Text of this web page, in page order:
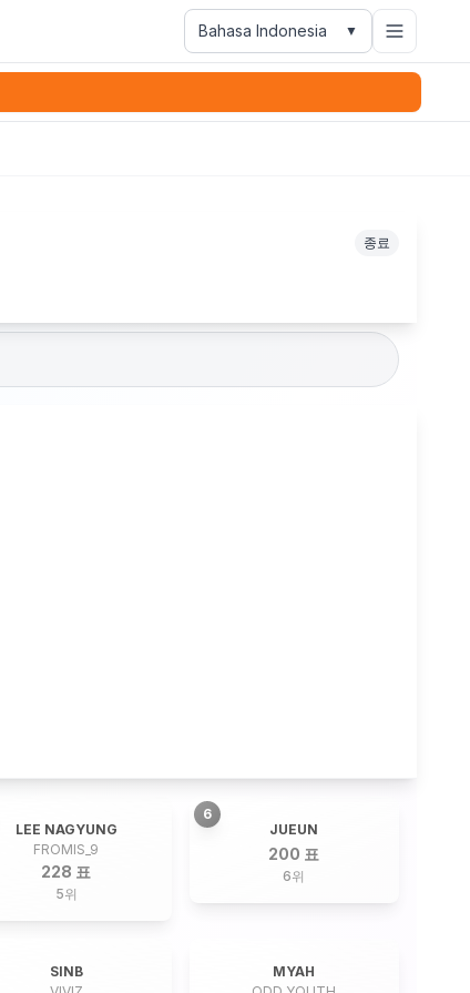
Bahasa Indonesia ▼
종료
LEE NAGYUNG
FROMIS_9
228 표
5위
6
JUEUN
200 표
6위
SINB
MYAH